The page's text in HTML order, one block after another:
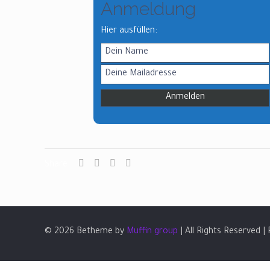
Anmeldung
Hier ausfüllen:
© 2026 Betheme by Muffin group | All Rights Reserved |